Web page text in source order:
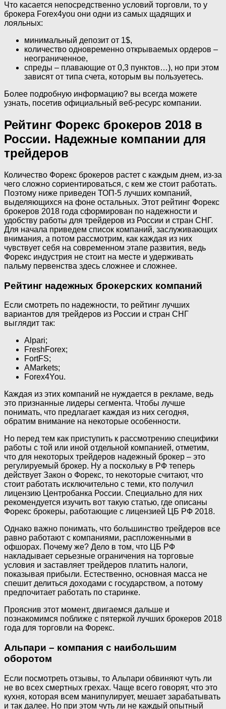
Что касается непосредственно условий торговли, то у
брокера Forex4you они одни из самых щадящих и
лояльных:
минимальный депозит от 1$,
количество одновременно открываемых ордеров –
неограниченное,
спреды – плавающие от 0,3 пунктов…), но при этом
зависят от типа счета, которым вы пользуетесь.
Более подробную информацию? вы всегда можете
узнать, посетив официальный веб-ресурс компании.
Рейтинг Форекс брокеров 2018 в
России. Надежные компании для
трейдеров
Количество Форекс брокеров растет с каждым днем, из-за
чего сложно сориентироваться, с кем же стоит работать.
Поэтому ниже приведен ТОП-5 лучших компаний,
выделяющихся на фоне остальных. Этот рейтинг Форекс
брокеров 2018 года сформирован по надежности и
удобству работы для трейдеров из России и стран СНГ.
Для начала приведем список компаний, заслуживающих
внимания, а потом рассмотрим, как каждая из них
чувствует себя на современном этапе развития, ведь
Форекс индустрия не стоит на месте и удерживать
пальму первенства здесь сложнее и сложнее.
Рейтинг надежных брокерских компаний
Если смотреть по надежности, то рейтинг лучших
вариантов для трейдеров из России и стран СНГ
выглядит так:
Alpari;
FreshForex;
FortFS;
AMarkets;
Forex4You.
Каждая из этих компаний не нуждается в рекламе, ведь
это признанные лидеры сегмента. Чтобы лучше
понимать, что предлагает каждая из них сегодня,
обратим внимание на некоторые особенности.
Но перед тем как приступить к рассмотрению специфики
работы с той или иной отдельной компанией, отметим,
что для некоторых трейдеров надежный брокер – это
регулируемый брокер. Ну а поскольку в РФ теперь
действует Закон о Форекс, то некоторые считают, что
стоит работать исключительно с теми, кто получил
лицензию Центробанка России. Специально для них
рекомендуется изучить вот такую статью, где описаны
Форекс брокеры, работающие с лицензией ЦБ РФ 2018.
Однако важно понимать, что большинство трейдеров все
равно работают с компаниями, распложенными в
офшорах. Почему же? Дело в том, что ЦБ РФ
накладывает серьезные ограничения на торговые
условия и заставляет трейдеров платить налоги,
показывая прибыли. Естественно, основная масса не
спешит делиться доходами с государством, а потому
предпочитает работать по старинке.
Прояснив этот момент, двигаемся дальше и
познакомимся поближе с пятеркой лучших брокеров 2018
года для торговли на Форекс.
Альпари – компания с наибольшим
оборотом
Если посмотреть отзывы, то Альпари обвиняют чуть ли
не во всех смертных грехах. Чаще всего говорят, что это
кухня, которая всем манипулирует, мешает зарабатывать
и так далее. Но при этом чуть ли не каждый опытный